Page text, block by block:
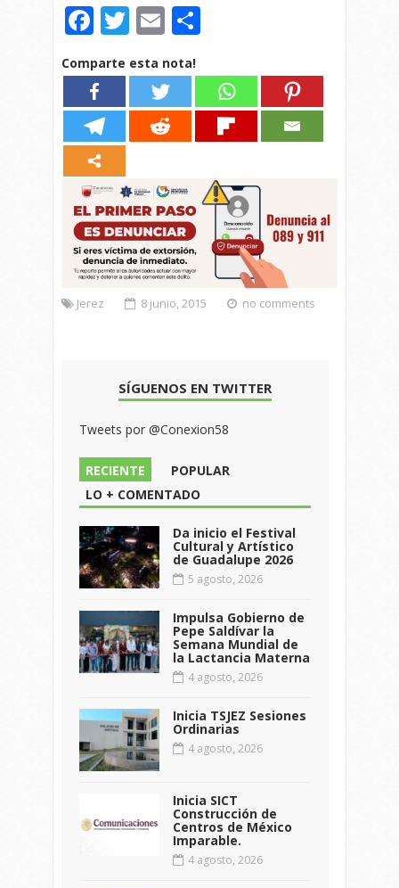
Facebook
Twitter
Email
Comparte esta nota!
Jerez 8 junio, 2015 no comments
SÍGUENOS EN TWITTER
Tweets por @Conexion58
RECIENTE
POPULAR
LO + COMENTADO
Da inicio el Festival
Cultural y Artístico
de Guadalupe 2026
5 agosto, 2026
Impulsa Gobierno de
Pepe Saldívar la
Semana Mundial de
la Lactancia Materna
4 agosto, 2026
Inicia TSJEZ Sesiones
Ordinarias
4 agosto, 2026
Inicia SICT
Construcción de
Centros de México
Imparable.
4 agosto, 2026